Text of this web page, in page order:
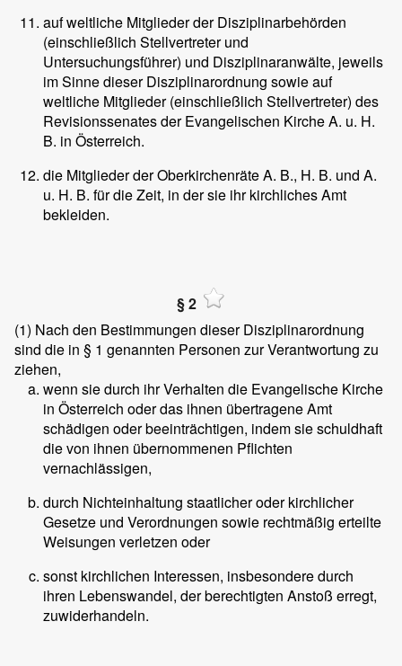
auf weltliche Mitglieder der Disziplinarbehörden
(einschließlich Stellvertreter und
Untersuchungsführer) und Disziplinaranwälte, jeweils
im Sinne dieser Disziplinarordnung sowie auf
weltliche Mitglieder (einschließlich Stellvertreter) des
Revisionssenates der Evangelischen Kirche A. u. H.
B. in Österreich.
die Mitglieder der Oberkirchenräte A. B., H. B. und A.
u. H. B. für die Zeit, in der sie ihr kirchliches Amt
bekleiden.
§ 2
(1) Nach den Bestimmungen dieser Disziplinarordnung
sind die in § 1 genannten Personen zur Verantwortung zu
ziehen,
wenn sie durch ihr Verhalten die Evangelische Kirche
in Österreich oder das ihnen übertragene Amt
schädigen oder beeinträchtigen, indem sie schuldhaft
die von ihnen übernommenen Pflichten
vernachlässigen,
durch Nichteinhaltung staatlicher oder kirchlicher
Gesetze und Verordnungen sowie rechtmäßig erteilte
Weisungen verletzen oder
sonst kirchlichen Interessen, insbesondere durch
ihren Lebenswandel, der berechtigten Anstoß erregt,
zuwiderhandeln.